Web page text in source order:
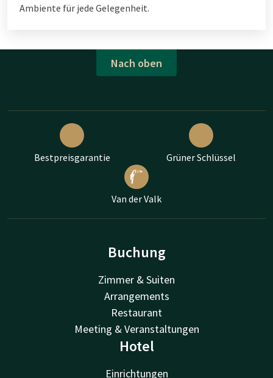
Ambiente für jede Gelegenheit.
Nach oben
Bestpreisgarantie Grüner Schlüssel
Van der Valk
Buchung
Zimmer & Suiten
Arrangements
Restaurant
Meeting & Veranstaltungen
Hotel
Einrichtungen